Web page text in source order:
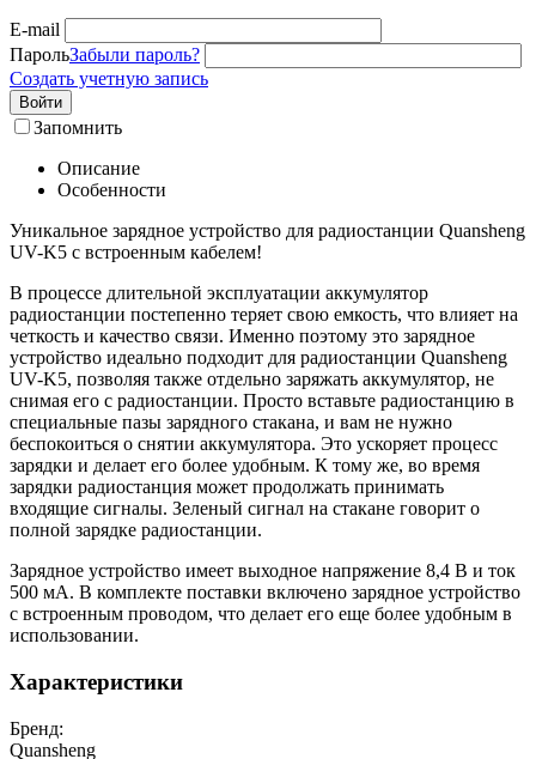
E-mail
ПарольЗабыли пароль?
Создать учетную запись
Войти
Запомнить
Описание
Особенности
Уникальное зарядное устройство для радиостанции Quansheng
UV-K5 с встроенным кабелем!
В процессе длительной эксплуатации аккумулятор
радиостанции постепенно теряет свою емкость, что влияет на
четкость и качество связи. Именно поэтому это зарядное
устройство идеально подходит для радиостанции Quansheng
UV-K5, позволяя также отдельно заряжать аккумулятор, не
снимая его с радиостанции. Просто вставьте радиостанцию в
специальные пазы зарядного стакана, и вам не нужно
беспокоиться о снятии аккумулятора. Это ускоряет процесс
зарядки и делает его более удобным. К тому же, во время
зарядки радиостанция может продолжать принимать
входящие сигналы. Зеленый сигнал на стакане говорит о
полной зарядке радиостанции.
Зарядное устройство имеет выходное напряжение 8,4 В и ток
500 мА. В комплекте поставки включено зарядное устройство
с встроенным проводом, что делает его еще более удобным в
использовании.
Характеристики
Бренд:
Quansheng